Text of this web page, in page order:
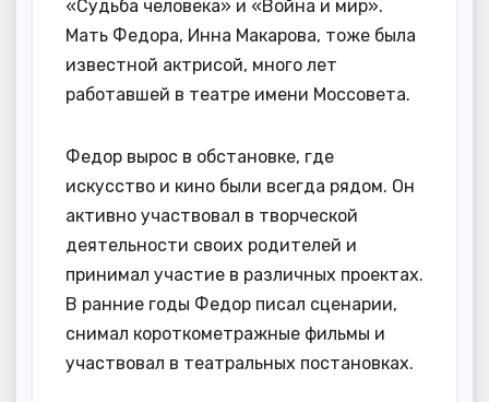
«Судьба человека» и «Война и мир».
Мать Федора, Инна Макарова, тоже была
известной актрисой, много лет
работавшей в театре имени Моссовета.
Федор вырос в обстановке, где
искусство и кино были всегда рядом. Он
активно участвовал в творческой
деятельности своих родителей и
принимал участие в различных проектах.
В ранние годы Федор писал сценарии,
снимал короткометражные фильмы и
участвовал в театральных постановках.